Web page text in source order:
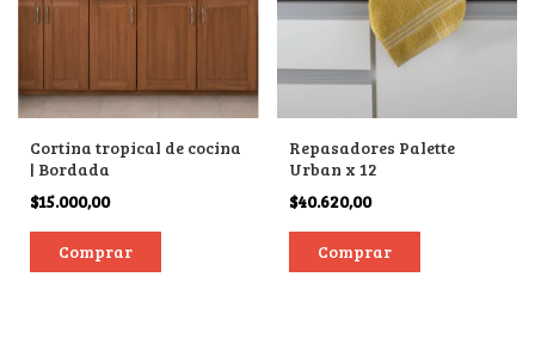
Cortina tropical de cocina
| Bordada
$15.000,00
Repasadores Palette
Urban x 12
$40.620,00